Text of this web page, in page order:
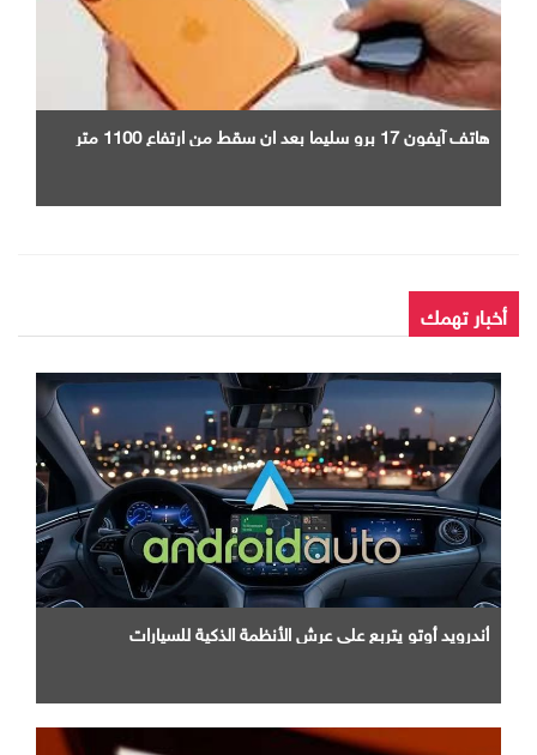
هاتف آيفون 17 برو سليما بعد ان سقط من ارتفاع 1100 متر
أخبار تهمك
أندرويد أوتو يتربع علي عرش الأنظمة الذكية للسيارات